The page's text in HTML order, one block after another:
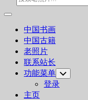
Expand
中国书画
中国古籍
老照片
联系站长
功能菜单 Toggle
Child
Menu
登录
主页